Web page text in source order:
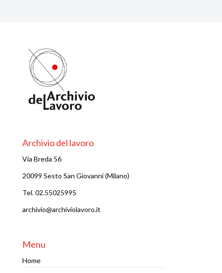
Archivio del lavoro
Via Breda 56
20099 Sesto San Giovanni (Milano)
Tel. 02.55025995
archivio@archiviolavoro.it
Menu
Home